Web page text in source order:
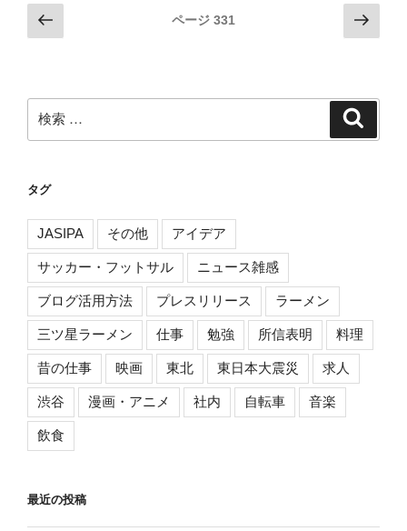
投
稿
ゲ
ー
ョ
ン
の
ジ
ページ 331
次
の
ジ
検
索:
タグ
JASIPA その他 アイデア
サッカー・フットサル ニュース雑感
ブログ活用方法 プレスリリース ラーメン
三ツ星ラーメン 仕事 勉強 所信表明 料理
昔の仕事 映画 東北 東日本大震災 求人
渋谷 漫画・アニメ 社内 自転車 音楽
飲食
最近の投稿